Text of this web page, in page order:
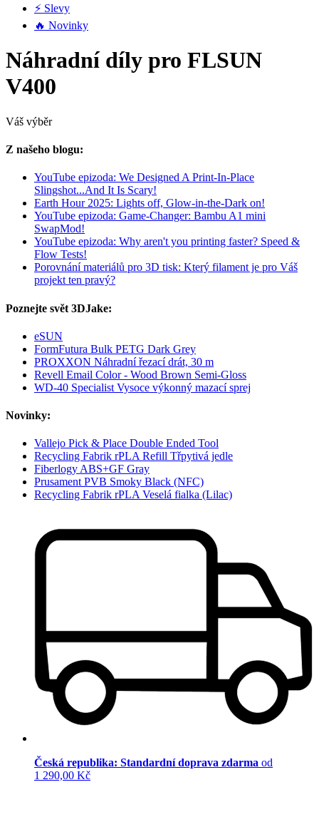
⚡ Slevy
🔥 Novinky
Náhradní díly pro FLSUN
V400
Váš výběr
Z našeho blogu:
YouTube epizoda: We Designed A Print-In-Place
Slingshot...And It Is Scary!
Earth Hour 2025: Lights off, Glow-in-the-Dark on!
YouTube epizoda: Game-Changer: Bambu A1 mini
SwapMod!
YouTube epizoda: Why aren't you printing faster? Speed &
Flow Tests!
Porovnání materiálů pro 3D tisk: Který filament je pro Váš
projekt ten pravý?
Poznejte svět 3DJake:
eSUN
FormFutura Bulk PETG Dark Grey
PROXXON Náhradní řezací drát, 30 m
Revell Email Color - Wood Brown Semi-Gloss
WD-40 Specialist Vysoce výkonný mazací sprej
Novinky:
Vallejo Pick & Place Double Ended Tool
Recycling Fabrik rPLA Refill Třpytivá jedle
Fiberlogy ABS+GF Gray
Prusament PVB Smoky Black (NFC)
Recycling Fabrik rPLA Veselá fialka (Lilac)
Česká republika: Standardní doprava zdarma od
1 290,00 Kč